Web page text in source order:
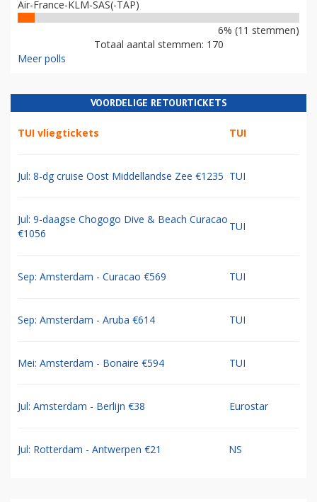
Air-France-KLM-SAS(-TAP)
6% (11 stemmen)
Totaal aantal stemmen: 170
Meer polls
VOORDELIGE RETOURTICKETS
TUI vliegtickets TUI
Jul: 8-dg cruise Oost Middellandse Zee €1235 TUI
Jul: 9-daagse Chogogo Dive & Beach Curacao
€1056
TUI
Sep: Amsterdam - Curacao €569 TUI
Sep: Amsterdam - Aruba €614 TUI
Mei: Amsterdam - Bonaire €594 TUI
Jul: Amsterdam - Berlijn €38 Eurostar
Jul: Rotterdam - Antwerpen €21 NS